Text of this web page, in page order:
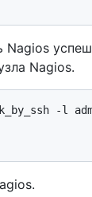
Nagios.
-l